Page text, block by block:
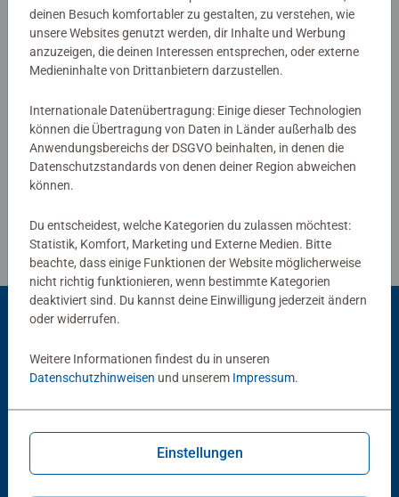
0/0
Verfasse eine Bewertung
Richtlinien für Bewertungen
Beliebte Auswahl
Andere Kunden mögen auch
deinen Besuch komfortabler zu gestalten, zu verstehen, wie
unsere Websites genutzt werden, dir Inhalte und Werbung
anzuzeigen, die deinen Interessen entsprechen, oder externe
Medieninhalte von Drittanbietern darzustellen.
Internationale Datenübertragung: Einige dieser Technologien
können die Übertragung von Daten in Länder außerhalb des
Anwendungsbereichs der DSGVO beinhalten, in denen die
Datenschutzstandards von denen deiner Region abweichen
können.
Du entscheidest, welche Kategorien du zulassen möchtest:
Statistik, Komfort, Marketing und Externe Medien. Bitte
beachte, dass einige Funktionen der Website möglicherweise
nicht richtig funktionieren, wenn bestimmte Kategorien
deaktiviert sind. Du kannst deine Einwilligung jederzeit ändern
oder widerrufen.
Weitere Informationen findest du in unseren
Datenschutzhinweisen und unserem Impressum.
Einstellungen